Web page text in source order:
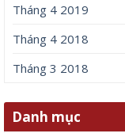
Tháng 4 2019
Tháng 4 2018
Tháng 3 2018
Danh mục